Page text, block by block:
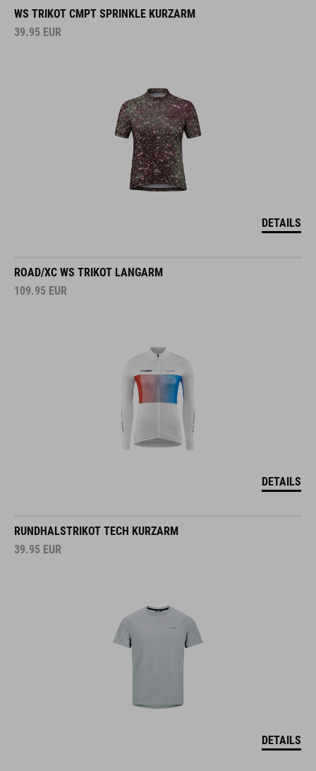
WS TRIKOT CMPT SPRINKLE KURZARM
39.95 EUR
DETAILS
ROAD/XC WS TRIKOT LANGARM
109.95 EUR
DETAILS
RUNDHALSTRIKOT TECH KURZARM
39.95 EUR
DETAILS